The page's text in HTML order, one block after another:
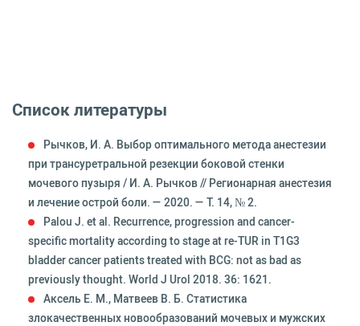
Список литературы
Рычков, И. А. Выбор оптимального метода анестезии
при трансуретральной резекции боковой стенки
мочевого пузыря / И. А. Рычков // Регионарная анестезия
и лечение острой боли. — 2020. — Т. 14, № 2.
Palou J. et al. Recurrence, progression and cancer-
specific mortality according to stage at re-TUR in T1G3
bladder cancer patients treated with BCG: not as bad as
previously thought. World J Urol 2018. 36: 1621.
Аксель Е. М., Матвеев В. Б. Статистика
злокачественных новообразований мочевых и мужских